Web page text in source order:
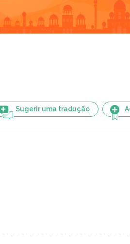
Sugerir uma tradução